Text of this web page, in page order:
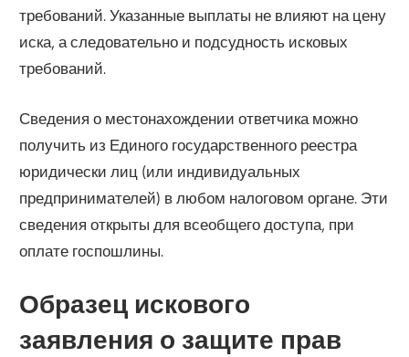
требований. Указанные выплаты не влияют на цену
иска, а следовательно и подсудность исковых
требований.
Сведения о местонахождении ответчика можно
получить из Единого государственного реестра
юридически лиц (или индивидуальных
предпринимателей) в любом налоговом органе. Эти
сведения открыты для всеобщего доступа, при
оплате госпошлины.
Образец искового
заявления о защите прав